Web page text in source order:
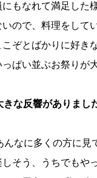
もなれて満足した
ので、料理をして
ぞとばかりに好き
ぱい並ぶお祭りが
な反響がありまし
んなに多くの方に見
そう、うちでもや